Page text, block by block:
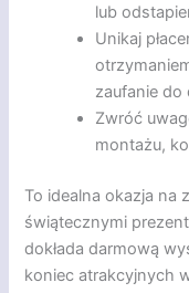
lub
Unikaj
zaufanie
Zwróć
montażu,
To idealna okazja na
świątecznymi
dokłada darmową
koniec atrakcyjnych